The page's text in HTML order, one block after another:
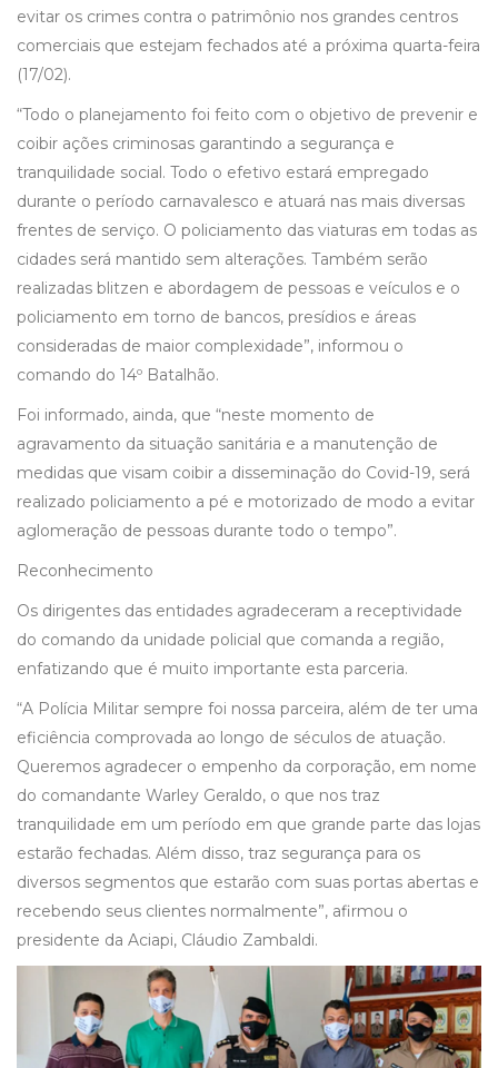
evitar os crimes contra o patrimônio nos grandes centros
comerciais que estejam fechados até a próxima quarta-feira
(17/02).
“Todo o planejamento foi feito com o objetivo de prevenir e
coibir ações criminosas garantindo a segurança e
tranquilidade social. Todo o efetivo estará empregado
durante o período carnavalesco e atuará nas mais diversas
frentes de serviço. O policiamento das viaturas em todas as
cidades será mantido sem alterações. Também serão
realizadas blitzen e abordagem de pessoas e veículos e o
policiamento em torno de bancos, presídios e áreas
consideradas de maior complexidade”, informou o
comando do 14º Batalhão.
Foi informado, ainda, que “neste momento de
agravamento da situação sanitária e a manutenção de
medidas que visam coibir a disseminação do Covid-19, será
realizado policiamento a pé e motorizado de modo a evitar
aglomeração de pessoas durante todo o tempo”.
Reconhecimento
Os dirigentes das entidades agradeceram a receptividade
do comando da unidade policial que comanda a região,
enfatizando que é muito importante esta parceria.
“A Polícia Militar sempre foi nossa parceira, além de ter uma
eficiência comprovada ao longo de séculos de atuação.
Queremos agradecer o empenho da corporação, em nome
do comandante Warley Geraldo, o que nos traz
tranquilidade em um período em que grande parte das lojas
estarão fechadas. Além disso, traz segurança para os
diversos segmentos que estarão com suas portas abertas e
recebendo seus clientes normalmente”, afirmou o
presidente da Aciapi, Cláudio Zambaldi.